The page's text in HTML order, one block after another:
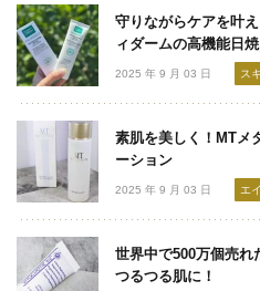
守りながらケアを叶
ィダームの高機能日
2025 年 9 月 03 日 ス
素肌を美しく！MTメ
ーション
2025 年 9 月 03 日 エ
世界中で500万個売れ
つるつる肌に！